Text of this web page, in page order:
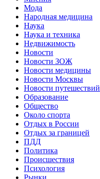
Мода
Народная медицина
Наука
Наука и техника
Недвижимость
Новости
Новости ЗОЖ
Новости медицины
Новости Москвы
Новости путешествий
Образование
Общество
Около спорта
Отдых в России
Отдых за границей
ПДД
Политика
Происшествия
Психология
Рынки